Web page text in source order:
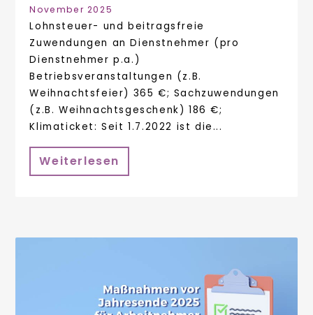
November 2025
Lohnsteuer- und beitragsfreie
Zuwendungen an Dienstnehmer (pro
Dienstnehmer p.a.)
Betriebsveranstaltungen (z.B.
Weihnachtsfeier) 365 €; Sachzuwendungen
(z.B. Weihnachtsgeschenk) 186 €;
Klimaticket: Seit 1.7.2022 ist die...
Weiterlesen